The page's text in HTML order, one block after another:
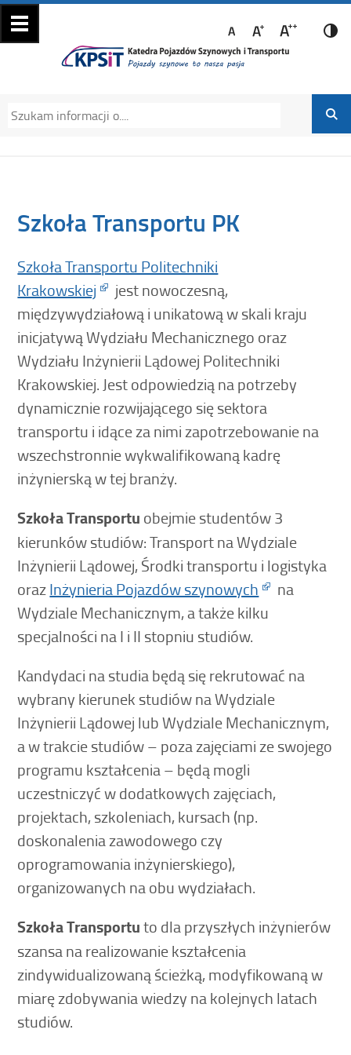
Katedra Pojazdów
Szynowych i
Transportu
Katedra Pojazdów Szynowych i Transportu
Politechniki Krakowskiej na Wydziale
Mechanicznym
Szkoła Transportu PK
Szkoła Transportu Politechniki
Krakowskiej
jest nowoczesną,
międzywydziałową i unikatową w skali kraju
inicjatywą Wydziału Mechanicznego oraz
Wydziału Inżynierii Lądowej Politechniki
Krakowskiej. Jest odpowiedzią na potrzeby
dynamicznie rozwijającego się sektora
transportu i idące za nimi zapotrzebowanie na
wszechstronnie wykwalifikowaną kadrę
inżynierską w tej branży.
Szkoła Transportu obejmie studentów 3
kierunków studiów: Transport na Wydziale
Inżynierii Lądowej, Środki transportu i logistyka
orazInżynieria Pojazdów szynowych
na
Wydziale Mechanicznym, a także kilku
specjalności na I i II stopniu studiów.
Kandydaci na studia będą się rekrutować na
wybrany kierunek studiów na Wydziale
Inżynierii Lądowej lub Wydziale Mechanicznym,
a w trakcie studiów – poza zajęciami ze swojego
programu kształcenia – będą mogli
uczestniczyć w dodatkowych zajęciach,
projektach, szkoleniach, kursach (np.
doskonalenia zawodowego czy
oprogramowania inżynierskiego),
organizowanych na obu wydziałach.
Szkoła Transportuto dla przyszłych inżynierów
szansa na realizowanie kształcenia
zindywidualizowaną ścieżką, modyfikowaną w
miarę zdobywania wiedzy na kolejnych latach
studiów.